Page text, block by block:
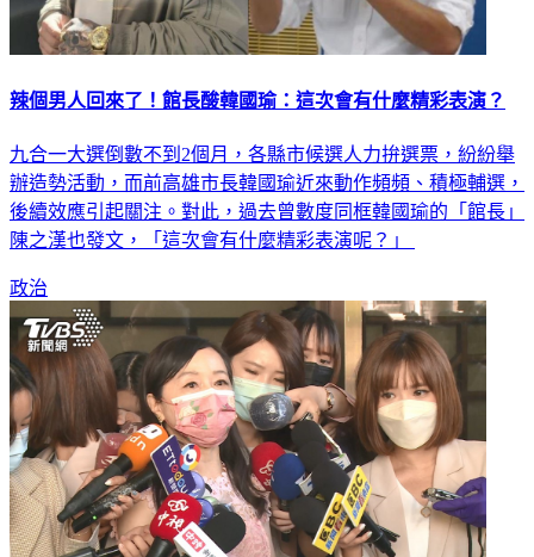
辣個男人回來了！館長酸韓國瑜：這次會有什麼精彩表演？
九合一大選倒數不到2個月，各縣市候選人力拚選票，紛紛舉
辦造勢活動，而前高雄市長韓國瑜近來動作頻頻、積極輔選，
後續效應引起關注。對此，過去曾數度同框韓國瑜的「館長」
陳之漢也發文，「這次會有什麼精彩表演呢？」
政治